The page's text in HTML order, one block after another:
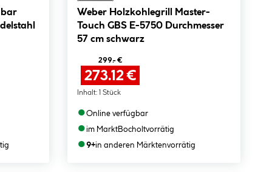
Weber Holzkohlegrill Master-
Touch GBS E-5750 Durchmesser
57 cm schwarz
299.- €
273.12 €
Inhalt: 1 Stück
●Online verfügbar
●im MarktBocholtvorrätig
●9+in anderen Märktenvorrätig